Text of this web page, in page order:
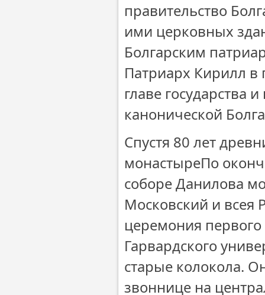
правительство
ими церковных
Болгарским
Патриарх Кирилл в
главе государства
канонической
Спустя 80 лет
монастыреПо
соборе Данилова
Московский и всея
церемония
Гарвардского
старые колокола.
звоннице на